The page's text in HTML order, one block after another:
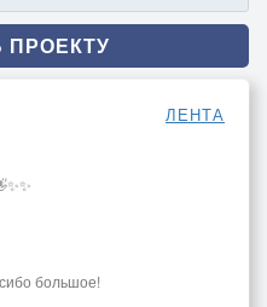
ЛЕНТА
большое!